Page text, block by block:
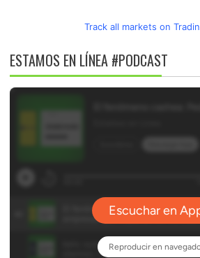
Track all markets on
ESTAMOS EN LÍNEA #PODCAST